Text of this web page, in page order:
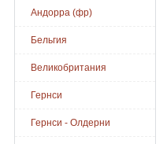
Андорра (фр)
Бельгия
Великобритания
Гернси
Гернси - Олдерни